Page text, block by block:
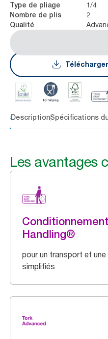
Type de pliage 1/4
Nombre de plis 2
Qualité
DescriptionSpécifications
Les avantages
Handling®
pour un transport et une
simplifiés